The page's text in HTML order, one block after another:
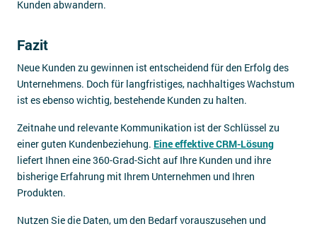
Kunden abwandern.
Fazit
Neue Kunden zu gewinnen ist entscheidend für den Erfolg des
Unternehmens. Doch für langfristiges, nachhaltiges Wachstum
ist es ebenso wichtig, bestehende Kunden zu halten.
Zeitnahe und relevante Kommunikation ist der Schlüssel zu
einer guten Kundenbeziehung. Eine effektive CRM-Lösung
liefert Ihnen eine 360-Grad-Sicht auf Ihre Kunden und ihre
bisherige Erfahrung mit Ihrem Unternehmen und Ihren
Produkten.
Nutzen Sie die Daten, um den Bedarf vorauszusehen und